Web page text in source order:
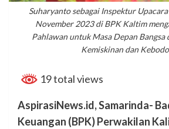
Suharyanto sebagai Inspektur
November 2023 di BPK Kaltim
Pahlawan untuk Masa Depan Bangsa
Kemiskinan dan
19 total views
AspirasiNews.id, Samarinda-
Keuangan (BPK) Perwakilan